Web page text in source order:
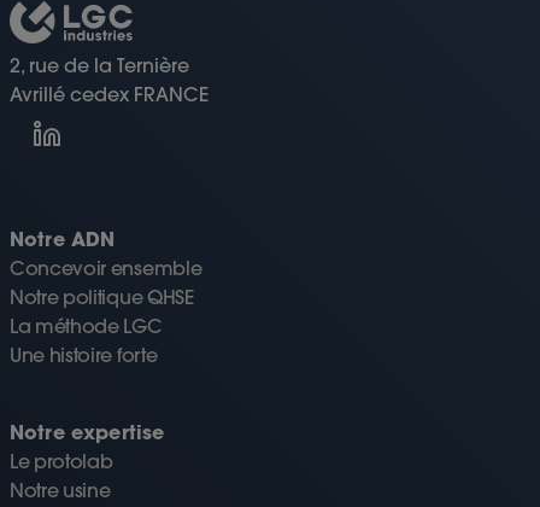
2, rue de la Ternière
Avrillé cedex FRANCE
Notre ADN
Concevoir ensemble
Notre politique QHSE
La méthode LGC
Une histoire forte
Notre expertise
Le protolab
Notre usine